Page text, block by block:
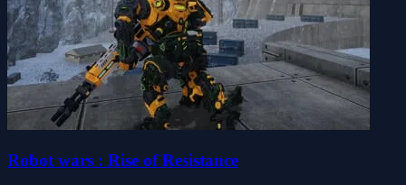
Robot wars : Rise of Resistance